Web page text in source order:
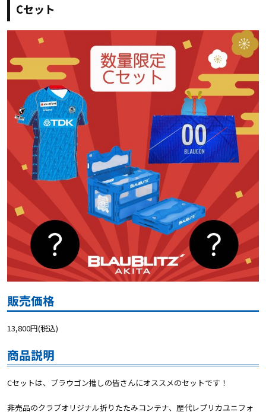
Cセット
販売価格
13,800円(税込)
商品説明
Cセットは、ブラウゴン推しの皆さんにオススメのセットです！
非売品のクラブオリジナル折りたたみコンテナ、歴代レプリカユニフォ